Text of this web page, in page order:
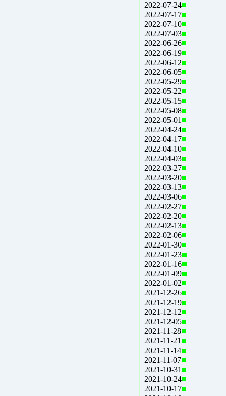
2022-07-24
2022-07-17
2022-07-10
2022-07-03
2022-06-26
2022-06-19
2022-06-12
2022-06-05
2022-05-29
2022-05-22
2022-05-15
2022-05-08
2022-05-01
2022-04-24
2022-04-17
2022-04-10
2022-04-03
2022-03-27
2022-03-20
2022-03-13
2022-03-06
2022-02-27
2022-02-20
2022-02-13
2022-02-06
2022-01-30
2022-01-23
2022-01-16
2022-01-09
2022-01-02
2021-12-26
2021-12-19
2021-12-12
2021-12-05
2021-11-28
2021-11-21
2021-11-14
2021-11-07
2021-10-31
2021-10-24
2021-10-17